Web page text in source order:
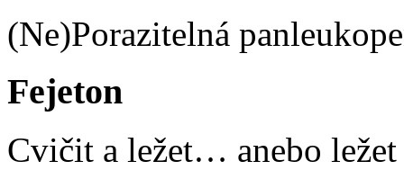
(Ne)Porazitelná
Fejeton
Cvičit a ležet… anebo